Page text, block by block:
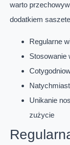
warto
dodatkiem
Regularne
Stosowanie
Unikanie
zużycie